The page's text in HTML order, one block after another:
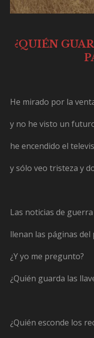
¿QUIÉN
He mirado por la
y no he visto un
he encendido el
y sólo veo tristeza y
Las noticias de
llenan las páginas del
¿Y yo me pregunto?
¿Quién guarda las
¿Quién esconde los